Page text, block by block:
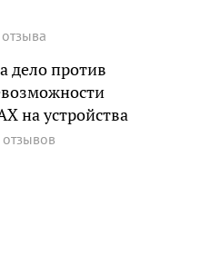
дело против
на устройства